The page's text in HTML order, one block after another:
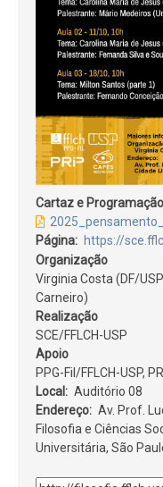
Cartaz e
Página
https://
Organização
Virginia Costa (DF/
Carneiro)
Realização
SCE/FFLCH-USP
Apoio
PPG-Fil/FFLCH-USP,
Local
Auditório 08
Endereço
Av. Prof.
Filosofia e Ciências
Universitária, São